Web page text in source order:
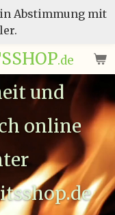
.de
Abstimmung mit
und
online